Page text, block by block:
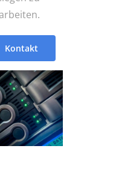
Kontakt